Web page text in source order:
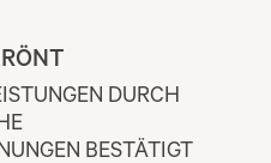
DURCH
BESTÄTIGT